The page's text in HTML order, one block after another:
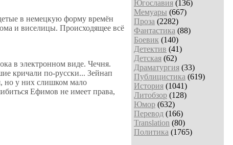
Югославия (136)
Мемуары (667)
Проза (2282)
Фантастика (88)
Боевик (140)
Детектив (41)
Детская (62)
Драматургия (33)
Публицистика (619)
История (1041)
Литобзор (128)
Юмор (632)
Перевод (166)
Translation (80)
Политика (1765)
в немецкую форму времён
и виселицы. Происходящее всё
в электронном виде. Чечня.
кричали по-русски... Зейнап
но у них слишком мало
Ефимов не имеет права,